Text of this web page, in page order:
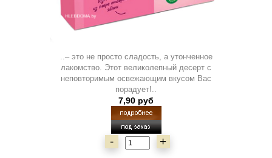
..– это не просто сладость, а утонченное
лакомство. Этот великолепный десерт с
неповторимым освежающим вкусом Вас
порадует!..
7,90 руб
- +